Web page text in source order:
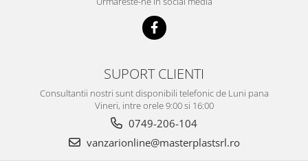
SUPORT CLIENTI
Consultantii nostri sunt disponibili telefonic de Luni pana
Vineri, intre orele 9:00 si 16:00
0749-206-104
vanzarionline@masterplastsrl.ro